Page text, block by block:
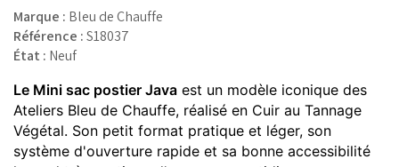
Marque : Bleu de Chauffe
Référence :S18037
État : Neuf
Le Mini sac postier Java est un modèle iconique des
Ateliers Bleu de Chauffe, réalisé en Cuir au Tannage
Végétal. Son petit format pratique et léger, son
système d'ouverture rapide et sa bonne accessibilité